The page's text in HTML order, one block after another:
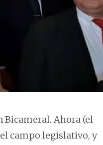
Bicameral. Ahora (el
campo legislativo, y